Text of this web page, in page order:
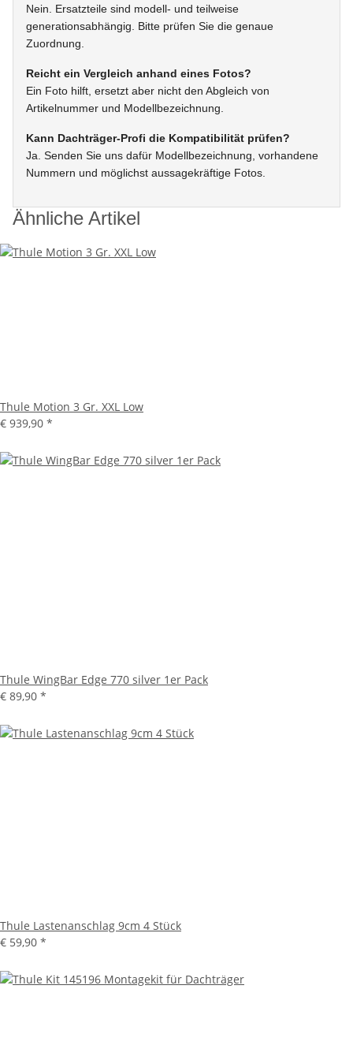
Nein. Ersatzteile sind modell- und teilweise
generationsabhängig. Bitte prüfen Sie die genaue
Zuordnung.
Reicht ein Vergleich anhand eines Fotos?
Ein Foto hilft, ersetzt aber nicht den Abgleich von
Artikelnummer und Modellbezeichnung.
Kann Dachträger-Profi die Kompatibilität prüfen?
Ja. Senden Sie uns dafür Modellbezeichnung, vorhandene
Nummern und möglichst aussagekräftige Fotos.
Ähnliche Artikel
Thule Motion 3 Gr. XXL Low
€ 939,90 *
Thule WingBar Edge 770 silver 1er Pack
€ 89,90 *
Thule Lastenanschlag 9cm 4 Stück
€ 59,90 *